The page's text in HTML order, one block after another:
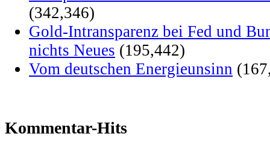
(342,346)
Gold-Intransparenz bei Fed und
nichts Neues (195,442)
Vom deutschen Energieunsinn
Kommentar-Hits